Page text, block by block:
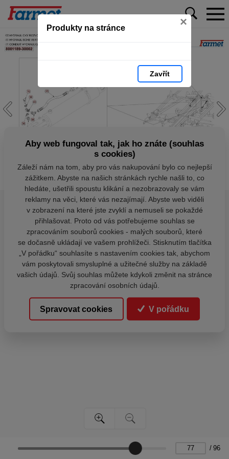
Produkty na stránce ×
Zavřít
/ 96
Aby web fungoval tak, jak ho znáte (souhlas
s cookies)
Záleží nám na tom, aby pro vás nakupování bylo co nejlepší
zážitkem. Abyste na našich stránkách rychle našli to, co
hledáte, ušetřili spoustu klikání a nezobrazovaly se vám
reklamy na věci, které vás nezajímají. Abyste web viděli
v zobrazení na které jste zvyklí a nemuseli se pokaždé
přihlašovat. Proto od vás potřebujeme souhlas se
zpracováním souborů cookies - malých souborů, které
se dočasně ukládají ve vašem prohlížeči. Stisknutím tlačítka
„V pořádku“ souhlasíte s nastavením cookies tak, abychom
vám poskytovali smysluplné a užitečné služby na základě
vašich údajů. Svůj souhlas můžete kdykoli změnit na stránce
zpracování osobních údajů.
Spravovat cookies V pořádku